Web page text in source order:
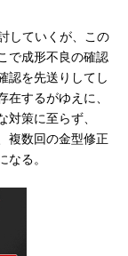
していくが、この
で成形不良の確認
認を先送りしてし
在するがゆえに、
策に至らず、
複数回の金型修正
る。